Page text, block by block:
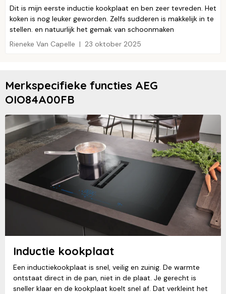
Dit is mijn eerste inductie kookplaat en ben zeer tevreden. Het
koken is nog leuker geworden. Zelfs sudderen is makkelijk in te
stellen. en natuurlijk het gemak van schoonmaken
Rieneke Van Capelle
23 oktober 2025
Merkspecifieke functies AEG
OIO84A00FB
Inductie kookplaat
Een inductiekookplaat is snel, veilig en zuinig. De warmte
ontstaat direct in de pan, niet in de plaat. Je gerecht is
sneller klaar en de kookplaat koelt snel af. Dat verkleint het